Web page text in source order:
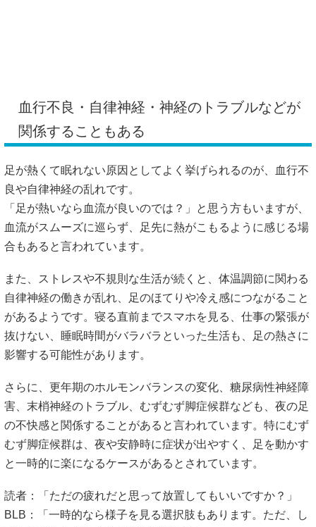
血行不良・自律神経・神経のトラブルなどが
関係することもある
足が熱くて眠れない原因としてよく挙げられるのが、血行不
良や自律神経の乱れです。
「足が熱いなら血流が良いのでは？」と思う方もいますが、
血流がスムーズに巡らず、足先に熱がこもるように感じる場
合もあると言われています。
また、ストレスや不規則な生活が続くと、体温調節に関わる
自律神経の働きが乱れ、足のほてりや冷え感につながること
があるようです。寝る直前までスマホを見る、仕事の緊張が
抜けない、睡眠時間がバラバラといった生活も、足の熱さに
影響する可能性があります。
さらに、更年期のホルモンバランスの変化、糖尿病性神経障
害、末梢神経のトラブル、むずむず脚症候群なども、夜の足
の不快感と関係することがあると言われています。特にむず
むず脚症候群は、夜や安静時に症状が出やすく、足を動かす
と一時的に楽になるケースがあるとされています。
読者：「ただの疲れだと思って放置してもいいですか？」
BLB：「一時的なら様子を見る選択肢もあります。ただ、し